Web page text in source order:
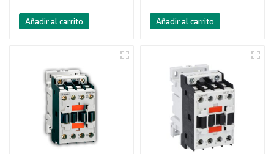
Añadir al carrito Añadir al carrito